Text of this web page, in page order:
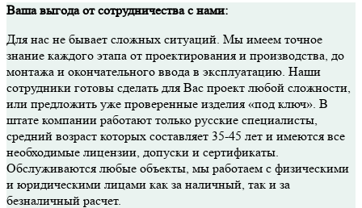
Ваша выгода от сотрудничества с нами:
Для нас не бывает сложных ситуаций. Мы имеем точное
знание каждого этапа от проектирования и производства, до
монтажа и окончательного ввода в эксплуатацию. Наши
сотрудники готовы сделать для Вас проект любой сложности,
или предложить уже проверенные изделия «под ключ». В
штате компании работают только русские специалисты,
средний возраст которых составляет 35-45 лет и имеются все
необходимые лицензии, допуски и сертификаты.
Обслуживаются любые объекты, мы работаем с физическими
и юридическими лицами как за наличный, так и за
безналичный расчет.